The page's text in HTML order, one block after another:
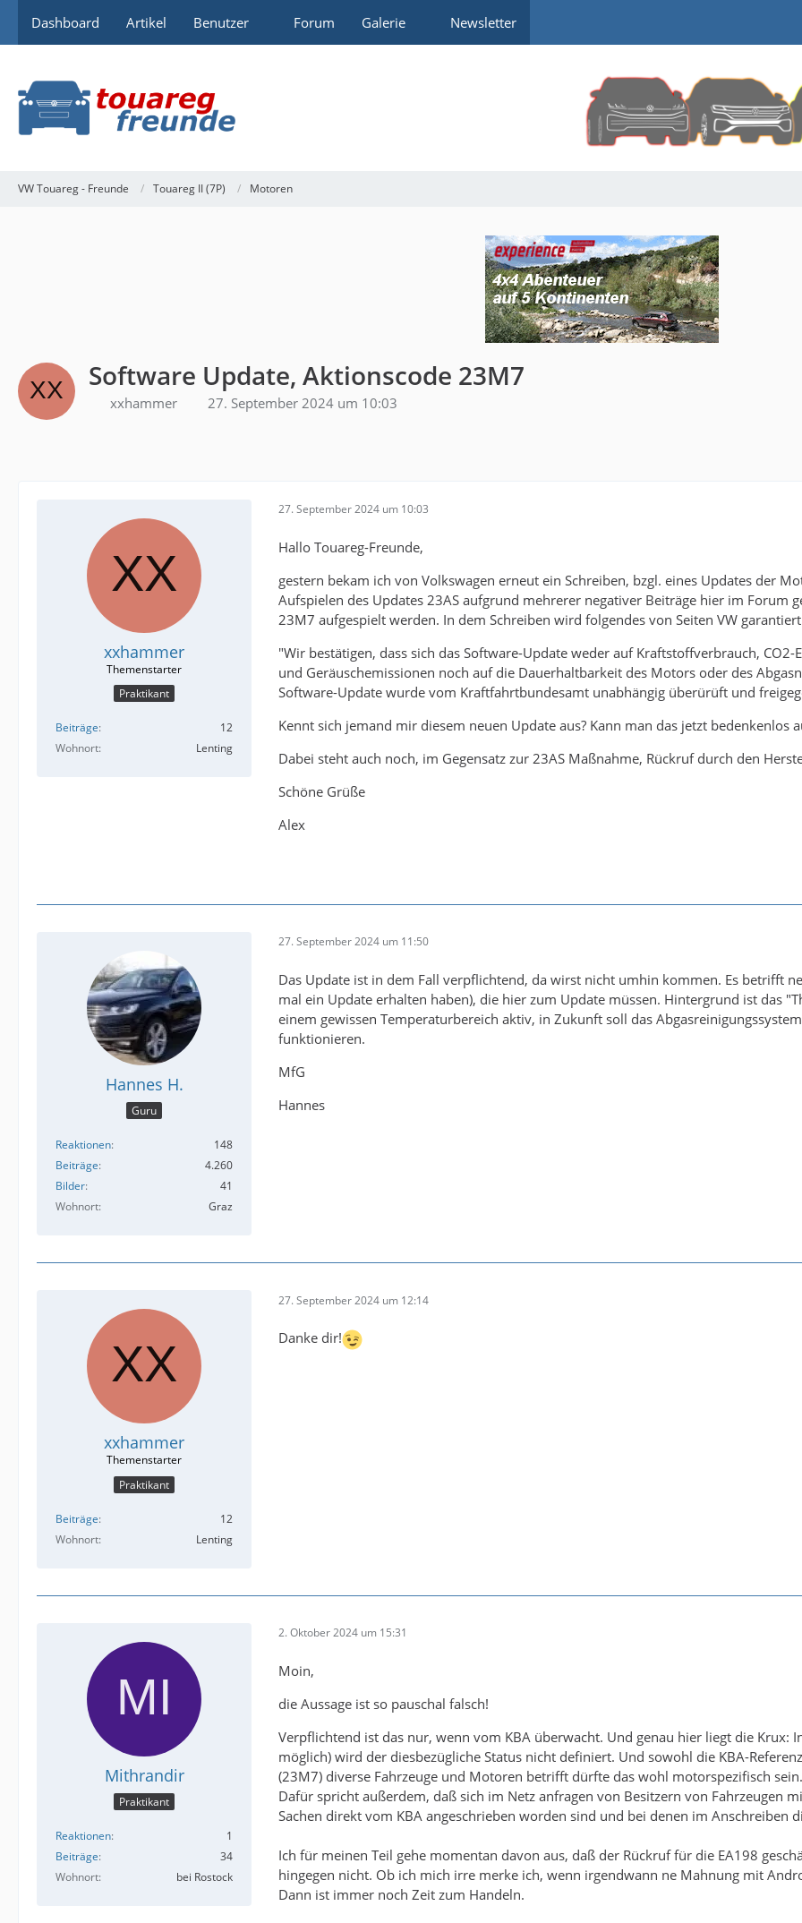
Dashboard Artikel Benutzer Forum Galerie Newsletter
VW Touareg - Freunde Touareg II (7P) Motoren
Software Update, Aktionscode 23M7
xxhammer 27. September 2024 um 10:03
xxhammer
Praktikant
Beiträge
12
Wohnort
Lenting
27. September 2024 um 10:03
Hallo Touareg-Freunde,
gestern bekam ich von Volkswagen erneut ein Schreiben, bzgl. eines Updates der
Aufspielen des Updates 23AS aufgrund mehrerer negativer Beiträge hier im Forum
23M7 aufgespielt werden. In dem Schreiben wird folgendes von Seiten VW
"Wir bestätigen, dass sich das Software-Update weder auf Kraftstoffverbrauch,
und Geräuschemissionen noch auf die Dauerhaltbarkeit des Motors oder des
Software-Update wurde vom Kraftfahrtbundesamt unabhängig überürüft und
Kennt sich jemand mir diesem neuen Update aus? Kann man das jetzt bedenkenlos
Dabei steht auch noch, im Gegensatz zur 23AS Maßnahme, Rückruf durch den
Schöne Grüße
Alex
Hannes H.
Guru
Reaktionen
148
Beiträge
4.260
Bilder
41
Wohnort
Graz
27. September 2024 um 11:50
Das Update ist in dem Fall verpflichtend, da wirst nicht umhin kommen. Es betrifft
mal ein Update erhalten haben), die hier zum Update müssen. Hintergrund ist das
einem gewissen Temperaturbereich aktiv, in Zukunft soll das
funktionieren.
MfG
Hannes
xxhammer
Praktikant
Beiträge
12
Wohnort
Lenting
27. September 2024 um 12:14
Danke dir!
Mithrandir
Praktikant
Reaktionen
1
Beiträge
34
Wohnort
bei Rostock
2. Oktober 2024 um 15:31
Moin,
die Aussage ist so pauschal falsch!
Verpflichtend ist das nur, wenn vom KBA überwacht. Und genau hier liegt die Krux:
möglich) wird der diesbezügliche Status nicht definiert. Und sowohl die KBA-
(23M7) diverse Fahrzeuge und Motoren betrifft dürfte das wohl motorspezifisch sein.
Dafür spricht außerdem, daß sich im Netz anfragen von Besitzern von Fahrzeugen
Sachen direkt vom KBA angeschrieben worden sind und bei denen im
Ich für meinen Teil gehe momentan davon aus, daß der Rückruf für die EA198
hingegen nicht. Ob ich mich irre merke ich, wenn irgendwann ne Mahnung mit
Dann ist immer noch Zeit zum Handeln.